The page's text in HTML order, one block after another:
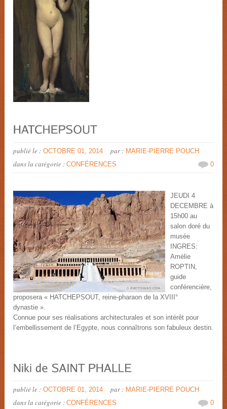
publié le : OCTOBRE 01, 2014 par : MARIE-PIERRE POUCH
dans la catégorie :CONFÉRENCES 0
JEUDI 4
DECEMBRE à
15h00 au
salon doré du
musée
INGRES:
Amélie
ROPTIN,
guide
conférencière,
proposera « HATCHEPSOUT, reine-pharaon de la XVIII°
Connue pour ses réalisations architecturales et son intérêt pour
l’embellissement de l’Egypte, nous connaîtrons son fabuleux destin.
publié le : OCTOBRE 01, 2014 par : MARIE-PIERRE POUCH
dans la catégorie :CONFÉRENCES 0